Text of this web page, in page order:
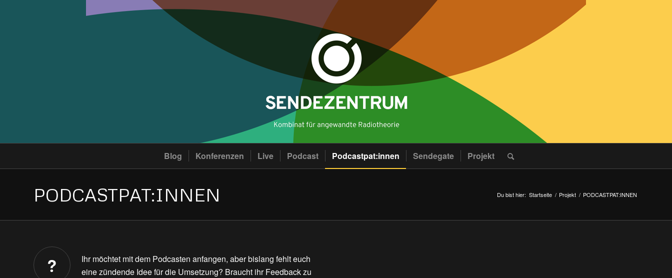
Blog Konferenzen Live Podcast Podcastpat:innen Sendegate Projekt
PODCASTPAT:INNEN Du bist hier: Startseite / Projekt / PODCASTPAT:INNEN
Ihr möchtet mit dem Podcasten anfangen, aber bislang fehlt euch
eine zündende Idee für die Umsetzung? Braucht ihr Feedback zu